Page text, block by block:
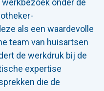
onder de
als een waardevolle
team van huisartsen
de werkdruk bij de
expertise
die de